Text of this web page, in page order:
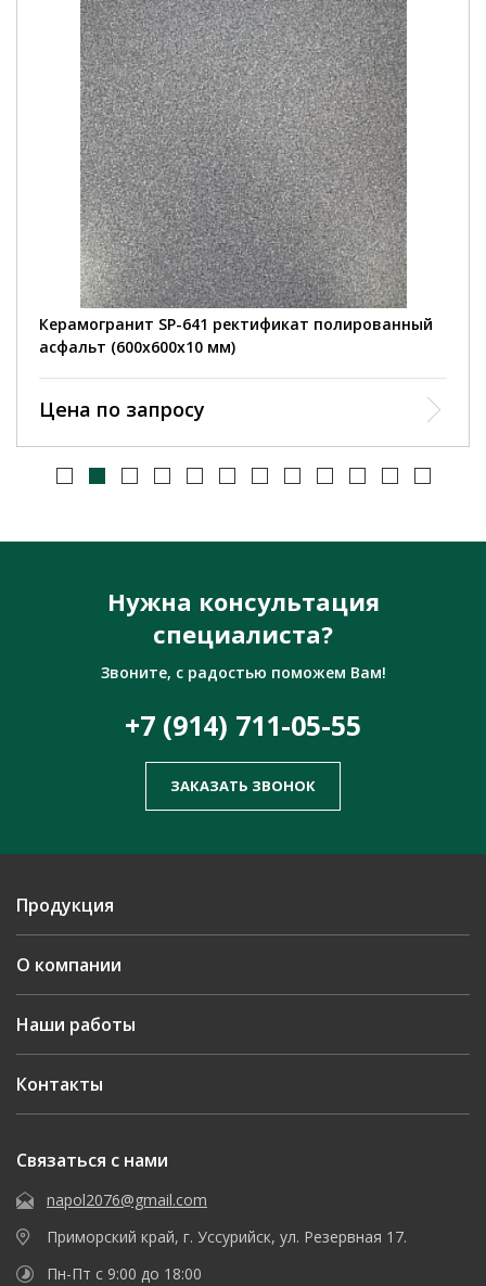
Керамогранит SP-641 ректификат полированный
асфальт (600х600х10 мм)
Цена по запросу
Нужна консультация
специалиста?
Звоните, с радостью поможем Вам!
+7 (914) 711-05-55
ЗАКАЗАТЬ ЗВОНОК
Продукция
О компании
Наши работы
Контакты
Связаться с нами
napol2076@gmail.com
Приморский край, г. Уссурийск, ул. Резервная 17.
Пн-Пт с 9:00 до 18:00